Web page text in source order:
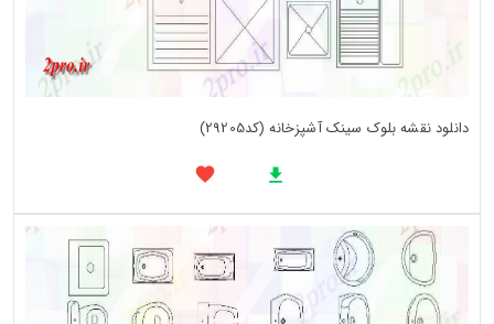
دانلود نقشه بلوک سینک آشپزخانه (کد29205)